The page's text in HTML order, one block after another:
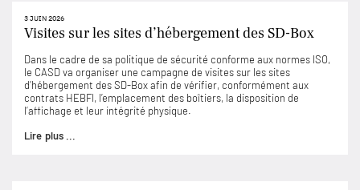
3 JUIN 2026
Visites sur les sites d’hébergement des SD-Box
Dans le cadre de sa politique de sécurité conforme aux normes ISO,
le CASD va organiser une campagne de visites sur les sites
d’hébergement des SD-Box afin de vérifier, conformément aux
contrats HEBFI, l’emplacement des boîtiers, la disposition de
l’affichage et leur intégrité physique.
Lire plus ...